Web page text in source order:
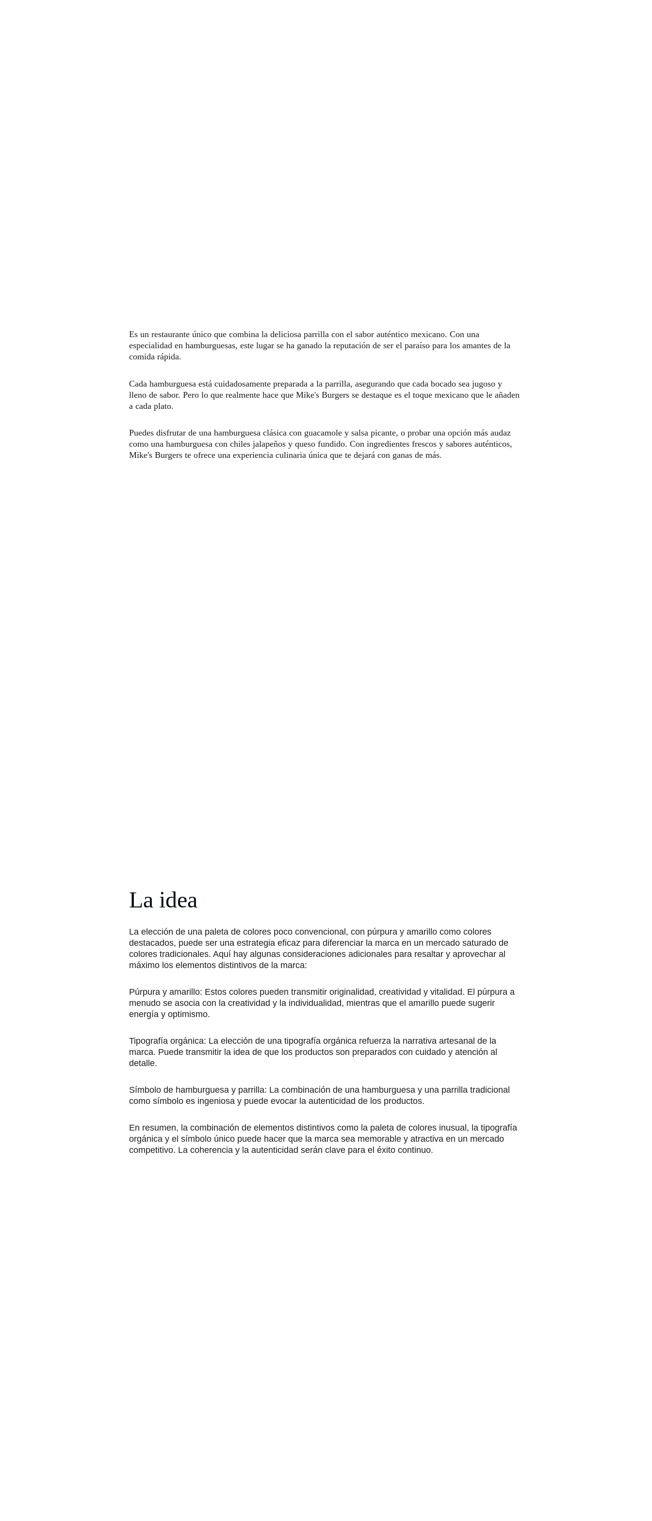
Es un restaurante único que combina la deliciosa parrilla con el sabor auténtico mexicano. Con una
especialidad en hamburguesas, este lugar se ha ganado la reputación de ser el paraíso para los amantes de la
comida rápida.
Cada hamburguesa está cuidadosamente preparada a la parrilla, asegurando que cada bocado sea jugoso y
lleno de sabor. Pero lo que realmente hace que Mike's Burgers se destaque es el toque mexicano que le añaden
a cada plato.
Puedes disfrutar de una hamburguesa clásica con guacamole y salsa picante, o probar una opción más audaz
como una hamburguesa con chiles jalapeños y queso fundido. Con ingredientes frescos y sabores auténticos,
Mike's Burgers te ofrece una experiencia culinaria única que te dejará con ganas de más.
La elección de una paleta de colores poco convencional, con púrpura y amarillo como colores
destacados, puede ser una estrategia eficaz para diferenciar la marca en un mercado saturado de
colores tradicionales. Aquí hay algunas consideraciones adicionales para resaltar y aprovechar al
máximo los elementos distintivos de la marca:
Púrpura y amarillo: Estos colores pueden transmitir originalidad, creatividad y vitalidad. El púrpura a
menudo se asocia con la creatividad y la individualidad, mientras que el amarillo puede sugerir
energía y optimismo.
Tipografía orgánica: La elección de una tipografía orgánica refuerza la narrativa artesanal de la
marca. Puede transmitir la idea de que los productos son preparados con cuidado y atención al
detalle.
Símbolo de hamburguesa y parrilla: La combinación de una hamburguesa y una parrilla tradicional
como símbolo es ingeniosa y puede evocar la autenticidad de los productos.
En resumen, la combinación de elementos distintivos como la paleta de colores inusual, la tipografía
orgánica y el símbolo único puede hacer que la marca sea memorable y atractiva en un mercado
competitivo. La coherencia y la autenticidad serán clave para el éxito continuo.
La idea